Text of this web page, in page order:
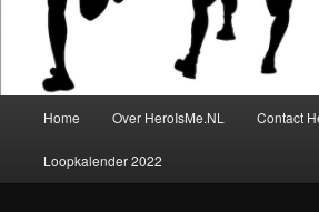
Home Over HeroIsMe.NL Contact
Loopkalender 2022